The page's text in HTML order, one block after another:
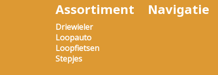
Assortiment
Driewieler
Loopauto
Loopfietsen
Stepjes
Navigatie